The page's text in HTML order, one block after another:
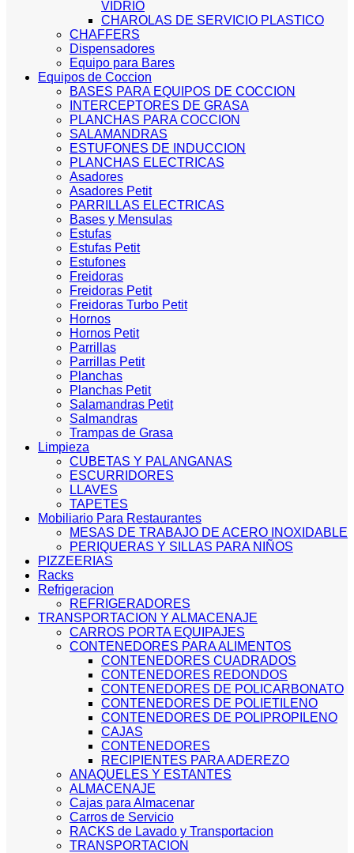
VIDRIO
CHAROLAS DE SERVICIO PLASTICO
CHAFFERS
Dispensadores
Equipo para Bares
Equipos de Coccion
BASES PARA EQUIPOS DE COCCION
INTERCEPTORES DE GRASA
PLANCHAS PARA COCCION
SALAMANDRAS
ESTUFONES DE INDUCCION
PLANCHAS ELECTRICAS
Asadores
Asadores Petit
PARRILLAS ELECTRICAS
Bases y Mensulas
Estufas
Estufas Petit
Estufones
Freidoras
Freidoras Petit
Freidoras Turbo Petit
Hornos
Hornos Petit
Parrillas
Parrillas Petit
Planchas
Planchas Petit
Salamandras Petit
Salmandras
Trampas de Grasa
Limpieza
CUBETAS Y PALANGANAS
ESCURRIDORES
LLAVES
TAPETES
Mobiliario Para Restaurantes
MESAS DE TRABAJO DE ACERO INOXIDABLE
PERIQUERAS Y SILLAS PARA NIÑOS
PIZZEERIAS
Racks
Refrigeracion
REFRIGERADORES
TRANSPORTACION Y ALMACENAJE
CARROS PORTA EQUIPAJES
CONTENEDORES PARA ALIMENTOS
CONTENEDORES CUADRADOS
CONTENEDORES REDONDOS
CONTENEDORES DE POLICARBONATO
CONTENEDORES DE POLIETILENO
CONTENEDORES DE POLIPROPILENO
CAJAS
CONTENEDORES
RECIPIENTES PARA ADEREZO
ANAQUELES Y ESTANTES
ALMACENAJE
Cajas para Almacenar
Carros de Servicio
RACKS de Lavado y Transportacion
TRANSPORTACION